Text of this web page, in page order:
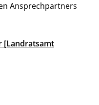
Ansprechpartners
[Landratsamt